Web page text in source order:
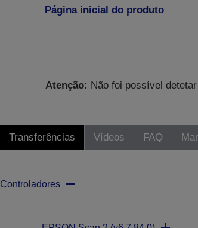
Página inicial do produto
Atenção: Não foi possível
Transferências Vídeos FAQ
Controladores